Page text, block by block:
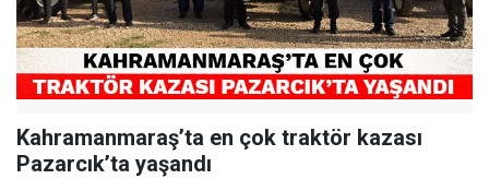
Kahramanmaraş’ta en çok traktör kazası
Pazarcık’ta yaşandı